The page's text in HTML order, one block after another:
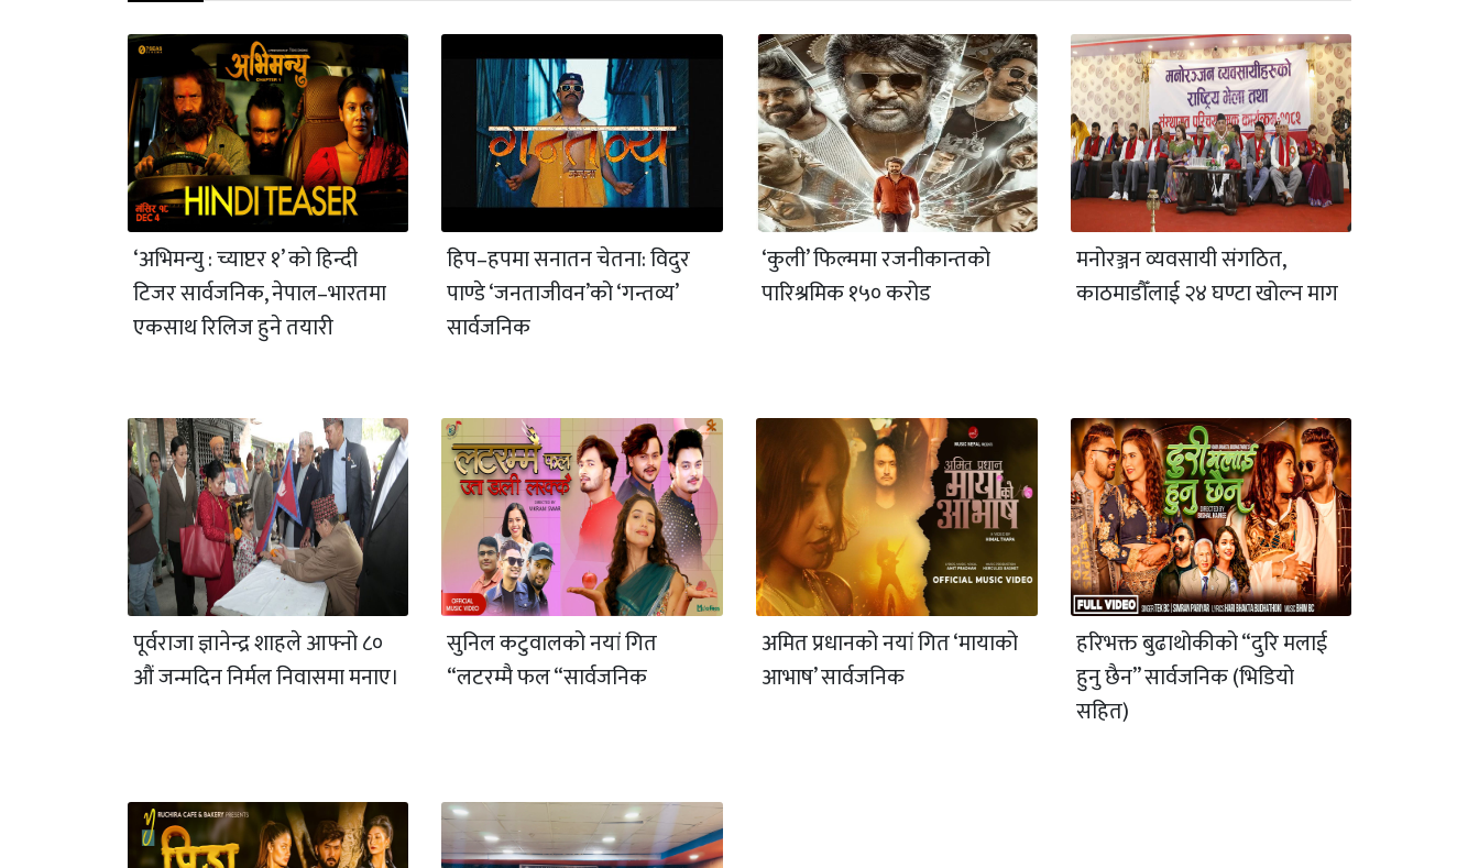
‘अभिमन्यु : च्याप्टर १’ को हिन्दी
टिजर सार्वजनिक, नेपाल–भारतमा
एकसाथ रिलिज हुने तयारी
हिप–हपमा सनातन चेतना: विदुर
पाण्डे ‘जनताजीवन’को ‘गन्तव्य’
सार्वजनिक
‘कुली’ फिल्ममा रजनीकान्तको
पारिश्रमिक १५० करोड
मनोरञ्जन व्यवसायी संगठित,
काठमाडौँलाई २४ घण्टा खोल्न माग
पूर्वराजा ज्ञानेन्द्र शाहले आफ्नो ८०
औं जन्मदिन निर्मल निवासमा मनाए।
सुनिल कटुवालको नयां गित
“लटरम्मै फल “सार्वजनिक
अमित प्रधानको नयां गित ‘मायाको
आभाष’ सार्वजनिक
हरिभक्त बुढाथोकीको “दुरि मलाई
हुनु छैन” सार्वजनिक (भिडियो
सहित)